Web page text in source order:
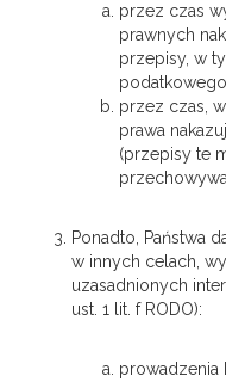
przez czas
prawnych
przepisy, w
przez czas,
prawa
(przepisy te
Ponadto, Państwa
w innych celach,
uzasadnionych
ust. 1 lit. f RODO):
prowadzenia